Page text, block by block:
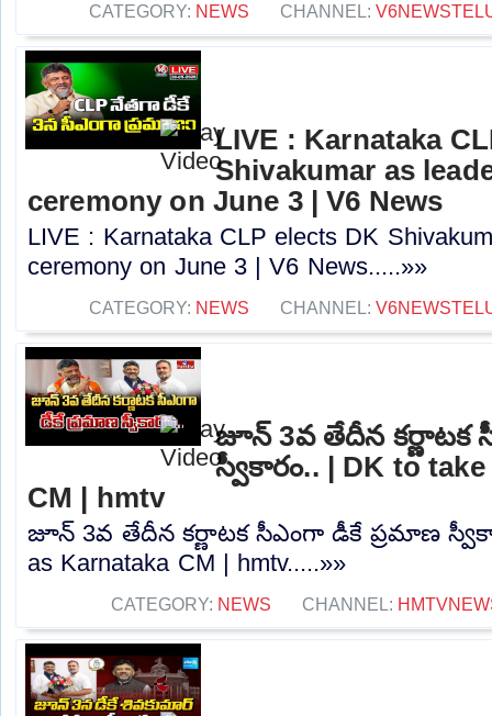
CATEGORY: NEWS CHANNEL:
LIVE : Karnataka
Shivakumar as
ceremony on June 3 | V6 News
LIVE : Karnataka CLP elects DK
ceremony on June 3 | V6 News.....»»
CATEGORY: NEWS CHANNEL:
జూన్ 3వ తేదీన కర్ణాటక
స్వీకారం.. | DK to
CM | hmtv
జూన్ 3వ తేదీన కర్ణాటక సీఎంగా డీకే ప్రమాణ
as Karnataka CM | hmtv.....»»
CATEGORY: NEWS CHANNEL: